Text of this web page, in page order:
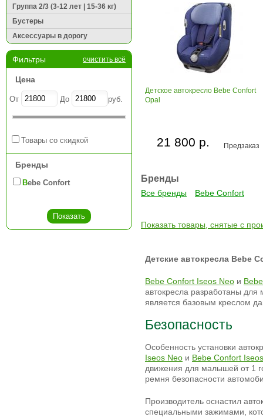
Группа 2/3 (3-12 лет | 15-36 кг)
Бустеры
Аксессуары в дорогу
Фильтры очистить всё
Цена
От До руб.
Товары со скидкой
Бренды
Bebe Confort
Детское автокресло Bebe Confort
Opal
Предзаказ
21 800 р.
Бренды
Все бренды Bebe Confort
Показать товары, снятые с
Детские автокресла Bebe
Bebe Confort Iseos Neo и
автокресла разработаны
является базовым креслом
Безопасность
Особенность установки
Iseos Neo и Bebe Confort
движения для малышей от 1
ремня безопасности
Производитель оснастил
специальными зажимами,